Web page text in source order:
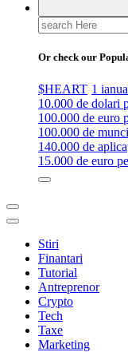
Search
for:
Or check our
$HEART 1
10.000 de dolari
100.000 de euro
100.000 de
140.000 de
15.000 de euro
Stiri
Finantari
Tutorial
Antreprenor
Crypto
Tech
Taxe
Marketing